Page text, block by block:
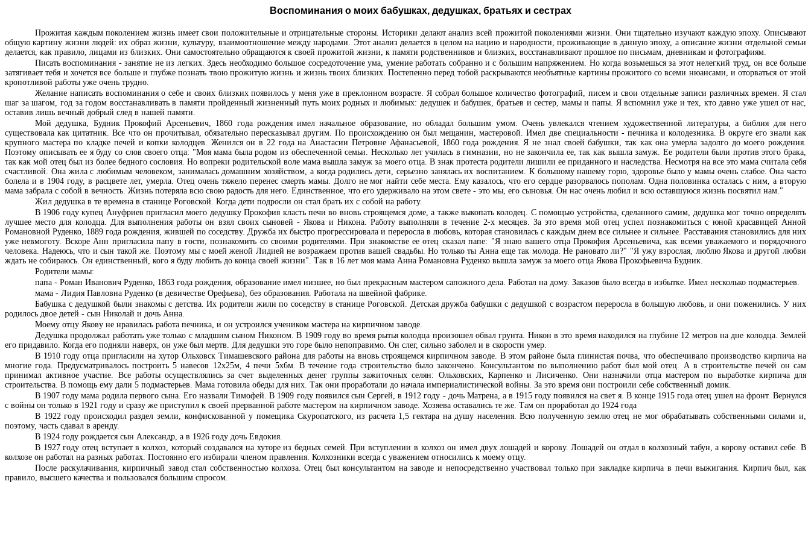
Воспоминания о моих бабушках, дедушках, братьях и сестрах
Прожитая каждым поколением жизнь имеет свои положительные и отрицательные стороны. Историки делают анализ всей прожитой поколениями жизни. Они тщательно изучают каждую эпоху. Описывают
общую картину жизни людей: их образ жизни, культуру, взаимоотношение между народами. Этот анализ делается в целом на нацию и народности, проживающие в данную эпоху, а описание жизни отдельной семьи
делается, как правило, лицами из близких. Они самостоятельно обращаются к своей прожитой жизни, к памяти родственников и близких, восстанавливают прошлое по письмам, дневникам и фотографиям.
Писать воспоминания - занятие не из легких. Здесь необходимо большое сосредоточение ума, умение работать собранно и с большим напряжением. Но когда возьмешься за этот нелегкий труд, он все больше
затягивает тебя и хочется все больше и глубже познать твою прожитую жизнь и жизнь твоих близких. Постепенно перед тобой раскрываются необъятные картины прожитого со всеми нюансами, и оторваться от этой
кропотливой работы уже очень трудно.
Желание написать воспоминания о себе и своих близких появилось у меня уже в преклонном возрасте. Я собрал большое количество фотографий, писем и свои отдельные записи различных времен. Я стал
шаг за шагом, год за годом восстанавливать в памяти пройденный жизненный путь моих родных и любимых: дедушек и бабушек, братьев и сестер, мамы и папы. Я вспомнил уже и тех, кто давно уже ушел от нас,
оставив лишь вечный добрый след в нашей памяти.
Мой дедушка, Будник Прокофий Арсеньевич, 1860 года рождения имел начальное образование, но обладал большим умом. Очень увлекался чтением художественной литературы, а библия для него
существовала как цитатник. Все что он прочитывал, обязательно пересказывал другим. По происхождению он был мещанин, мастеровой. Имел две специальности - печника и колодезника. В округе его знали как
крупного мастера по кладке печей и копки колодцев. Женился он в 22 года на Анастасии Петровне Афанасьевой, 1860 года рождения. Я не знал своей бабушки, так как она умерла задолго до моего рождения.
Поэтому описывать ее я буду со слов своего отца: "Моя мама была родом из обеспеченной семьи. Несколько лет училась в гимназии, но не закончила ее, так как вышла замуж. Ее родители были против этого брака,
так как мой отец был из более бедного сословия. Но вопреки родительской воле мама вышла замуж за моего отца. В знак протеста родители лишили ее приданного и наследства. Несмотря на все это мама считала себя
счастливой. Она жила с любимым человеком, занималась домашним хозяйством, а когда родились дети, серьезно занялась их воспитанием. К большому нашему горю, здоровье было у мамы очень слабое. Она часто
болела и в 1904 году, в расцвете лет, умерла. Отец очень тяжело перенес смерть мамы. Долго не мог найти себе места. Ему казалось, что его сердце разорвалось пополам. Одна половинка осталась с ним, а вторую
мама забрала с собой в вечность. Жизнь потеряла всю свою радость для него. Единственное, что его удерживало на этом свете - это мы, его сыновья. Он нас очень любил и всю оставшуюся жизнь посвятил нам."
Жил дедушка в те времена в станице Роговской. Когда дети подросли он стал брать их с собой на работу.
В 1906 году купец Ануфриев пригласил моего дедушку Прокофия класть печи во вновь строящемся доме, а также выкопать колодец. С помощью устройства, сделанного самим, дедушка мог точно определять
лучшее место для колодца. Для выполнения работы он взял своих сыновей - Якова и Никона. Работу выполняли в течение 2-х месяцев. За это время мой отец успел познакомиться с юной красавицей Анной
Романовной Руденко, 1889 года рождения, жившей по соседству. Дружба их быстро прогрессировала и переросла в любовь, которая становилась с каждым днем все сильнее и сильнее. Расставания становились для них
уже невмоготу. Вскоре Анн пригласила папу в гости, познакомить со своими родителями. При знакомстве ее отец сказал папе: "Я знаю вашего отца Прокофия Арсеньевича, как всеми уважаемого и порядочного
человека. Надеюсь, что и сын такой же. Поэтому мы с моей женой Лидией не возражаем против вашей свадьбы. Но только ты Анна еще так молода. Не рановато ли?" "Я ужу взрослая, люблю Якова и другой любви
ждать не собираюсь. Он единственный, кого я буду любить до конца своей жизни". Так в 16 лет моя мама Анна Романовна Руденко вышла замуж за моего отца Якова Прокофьевича Будник.
Родители мамы:
папа - Роман Иванович Руденко, 1863 года рождения, образование имел низшее, но был прекрасным мастером сапожного дела. Работал на дому. Заказов было всегда в избытке. Имел несколько подмастерьев.
мама - Лидия Павловна Руденко (в девичестве Орефьева), без образования. Работала на швейной фабрике.
Бабушка с дедушкой были знакомы с детства. Их родители жили по соседству в станице Роговской. Детская дружба бабушки с дедушкой с возрастом переросла в большую любовь, и они поженились. У них
родилось двое детей - сын Николай и дочь Анна.
Моему отцу Якову не нравилась работа печника, и он устроился учеником мастера на кирпичном заводе.
Дедушка продолжал работать уже только с младшим сыном Никоном. В 1909 году во время рытья колодца произошел обвал грунта. Никон в это время находился на глубине 12 метров на дне колодца. Землей
его придавило. Когда его подняли наверх, он уже был мертв. Для дедушки это горе было непоправимо. Он слег, сильно заболел и в скорости умер.
В 1910 году отца пригласили на хутор Ольховск Тимашевского района для работы на вновь строящемся кирпичном заводе. В этом районе была глинистая почва, что обеспечивало производство кирпича на
многие года. Предусматривалось построить 5 навесов 12х25м, 4 печи 5х6м. В течение года строительство было закончено. Консультантом по выполнению работ был мой отец. А в строительстве печей он сам
принимал активное участие. Все работы осуществлялись за счет выделенных денег группы зажиточных селян: Ольховских, Карпенко и Лисиченко. Они назначили отца мастером по выработке кирпича для
строительства. В помощь ему дали 5 подмастерьев. Мама готовила обеды для них. Так они проработали до начала империалистической войны. За это время они построили себе собственный домик.
В 1907 году мама родила первого сына. Его назвали Тимофей. В 1909 году появился сын Сергей, в 1912 году - дочь Матрена, а в 1915 году появился на свет я. В конце 1915 года отец ушел на фронт. Вернулся
с войны он только в 1921 году и сразу же приступил к своей прерванной работе мастером на кирпичном заводе. Хозяева оставались те же. Там он проработал до 1924 года
В 1922 году происходил раздел земли, конфискованной у помещика Скуропатского, из расчета 1,5 гектара на душу населения. Всю полученную землю отец не мог обрабатывать собственными силами и,
поэтому, часть сдавал в аренду.
В 1924 году рождается сын Александр, а в 1926 году дочь Евдокия.
В 1927 году отец вступает в колхоз, который создавался на хуторе из бедных семей. При вступлении в колхоз он имел двух лошадей и корову. Лошадей он отдал в колхозный табун, а корову оставил себе. В
колхозе он работал на разных работах. Постоянно его избирали членом правления. Колхозники всегда с уважением относились к моему отцу.
После раскулачивания, кирпичный завод стал собственностью колхоза. Отец был консультантом на заводе и непосредственно участвовал только при закладке кирпича в печи выжигания. Кирпич был, как
правило, высшего качества и пользовался большим спросом.